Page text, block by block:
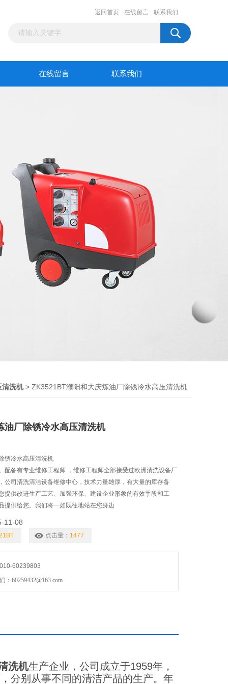
返回首页 在线留言 联系我们
在线留言 联系我们
清洗机> ZK3521BT濮阳和大庆炼油厂除锈冷水高压清洗机
油厂除锈冷水高压清洗机
锈冷水高压清洗机
配备有专业维修工程师 ，维修工程师全部接受过欧洲清洗设备厂
公司清洗清洁设备维修中心，技术力量雄厚，有大量的库存备
提供改进生产工艺、加强环保、建设企业形象的有效手段和工
提供给您。我们将一如既往地站在您身边
11-08
点击量： 1477
60239803
：60259432@163.com
洗机生产企业，公司成立于1959年，
分别从事不同的清洁产品的生产。年